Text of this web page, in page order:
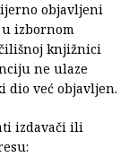
objavljeni
izbornom
knjižnici
ne ulaze
dio već objavljen.
izdavači ili